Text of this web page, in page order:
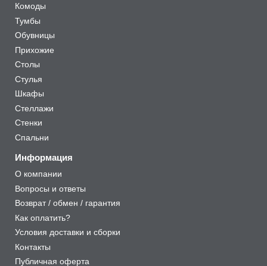
Комоды
Тумбы
Обувницы
Прихожие
Столы
Стулья
Шкафы
Стеллажи
Стенки
Спальни
Информация
О компании
Вопросы и ответы
Возврат / обмен / гарантия
Как оплатить?
Условия доставки и сборки
Контакты
Публичная оферта